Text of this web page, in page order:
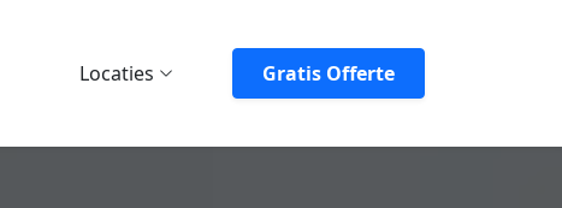
Locaties Gratis Offerte